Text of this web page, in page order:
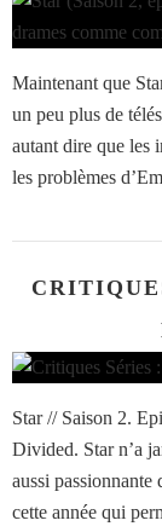
Maintenant que
un peu plus de
autant dire que les
les problèmes
Star // Saison 2.
Divided. Star n’a
aussi passionnante
cette année qui